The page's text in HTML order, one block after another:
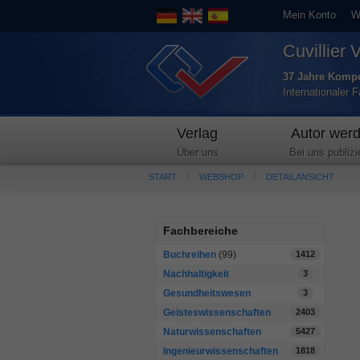
Mein Konto
Cuvillier
37 Jahre
Internationaler
Verlag
Über uns
Autor
Bei uns
START WEBSHOP DETAILANSICHT
Fachbereiche
Buchreihen (99) 1412
Nachhaltigkeit 3
Gesundheitswesen 3
Geisteswissenschaften 2403
Naturwissenschaften 5427
Ingenieurwissenschaften 1818